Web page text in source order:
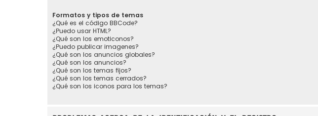
Formatos y tipos de temas
¿Qué es el código BBCode?
¿Puedo usar HTML?
¿Qué son los emoticonos?
¿Puedo publicar imagenes?
¿Qué son los anuncios globales?
¿Qué son los anuncios?
¿Qué son los temas fijos?
¿Qué son los temas cerrados?
¿Qué son los iconos para los temas?